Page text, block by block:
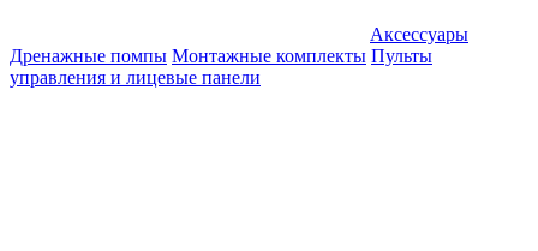
Аксессуары
Дренажные помпы Монтажные комплекты Пульты
управления и лицевые панели